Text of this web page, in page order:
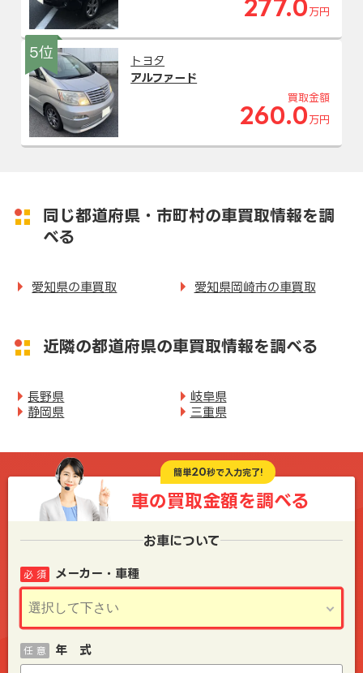
277.0 万円
5位
トヨタ
アルファード
買取金額
260.0 万円
同じ都道府県・市町村の車買取情報を調
べる
愛知県の車買取 愛知県岡崎市の車買取
近隣の都道府県の車買取情報を調べる
長野県
岐阜県
静岡県
三重県
簡単20秒で入力完了!
車の買取金額を調べる
お車について
メーカー・車種
必 須
年 式
任 意